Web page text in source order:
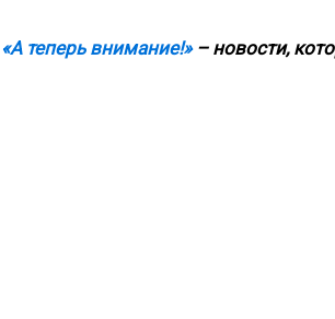
«А теперь внимание!»– новости,